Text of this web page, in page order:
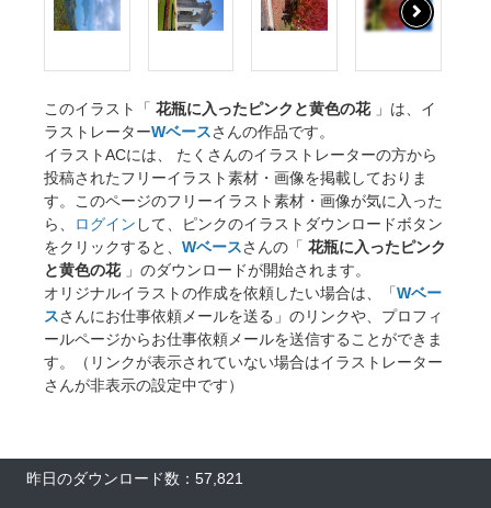
このイラスト「 花瓶に入ったピンクと黄色の花」は、イ
ラストレーターWベースさんの作品です。
イラストACには、 たくさんのイラストレーターの方から
投稿されたフリーイラスト素材・画像を掲載しておりま
す。このページのフリーイラスト素材・画像が気に入った
ら、
ログイン して、ピンクのイラストダウンロードボタン
をクリックすると、 Wベースさんの「 花瓶に入ったピンク
と黄色の花」のダウンロードが開始されます。
オリジナルイラストの作成を依頼したい場合は、「Wベー
スさんにお仕事依頼メールを送る」のリンクや、プロフィ
ールページからお仕事依頼メールを送信することができま
す。（リンクが表示されていない場合はイラストレーター
さんが非表示の設定中です）
昨日のダウンロード数：57,821